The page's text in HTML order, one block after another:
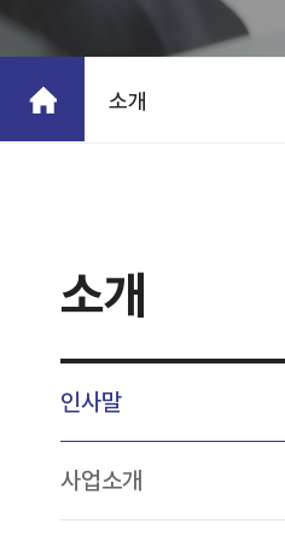
소개
소개
인사말
사업소개